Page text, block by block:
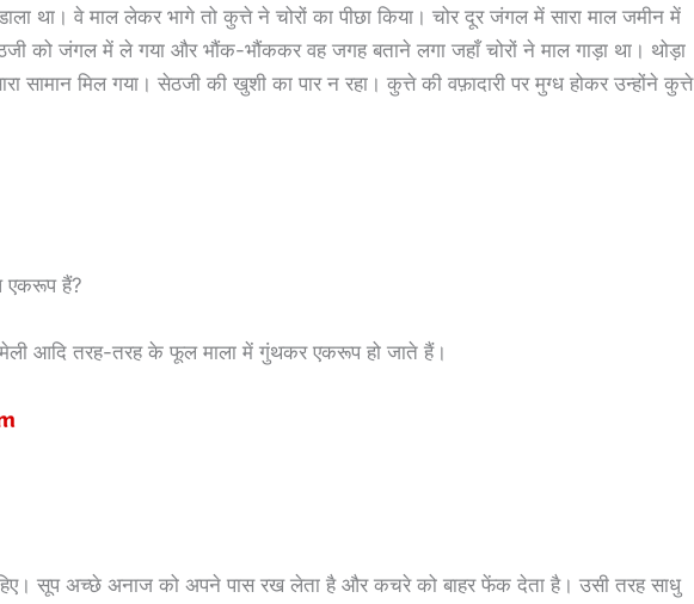
था। वे माल लेकर भागे तो कुत्ते ने चोरों का पीछा किया। चोर दूर जंगल में सारा माल जमीन में
को जंगल में ले गया और भौंक-भौंककर वह जगह बताने लगा जहाँ चोरों ने माल गाड़ा था। थोड़ा
सामान मिल गया। सेठजी की खुशी का पार न रहा। कुत्ते की वफ़ादारी पर मुग्ध होकर उन्होंने कुत्ते
एकरूप हैं?
आदि तरह-तरह के फूल माला में गुंथकर एकरूप हो जाते हैं।
सूप अच्छे अनाज को अपने पास रख लेता है और कचरे को बाहर फेंक देता है। उसी तरह साधु